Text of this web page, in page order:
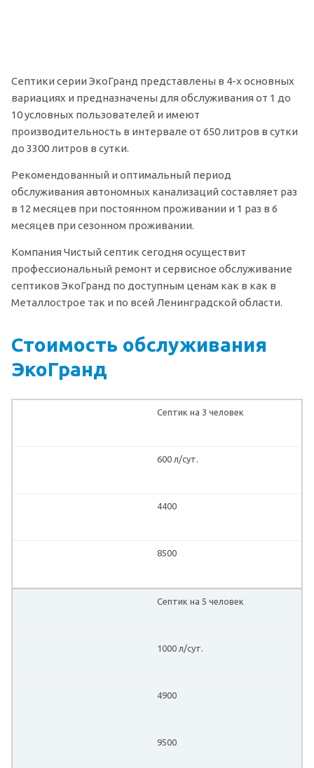
Септики серии ЭкоГранд представлены в 4-х основных
вариациях и предназначены для обслуживания от 1 до
10 условных пользователей и имеют
производительность в интервале от 650 литров в сутки
до 3300 литров в сутки.
Рекомендованный и оптимальный период
обслуживания автономных канализаций составляет раз
в 12 месяцев при постоянном проживании и 1 раз в 6
месяцев при сезонном проживании.
Компания Чистый септик сегодня осуществит
профессиональный ремонт и сервисное обслуживание
септиков ЭкоГранд по доступным ценам как в как в
Металлострое так и по всей Ленинградской области.
Стоимость обслуживания
ЭкоГранд
Септик на 3 человек
600 л/сут.
4400
8500
Септик на 5 человек
1000 л/сут.
4900
9500